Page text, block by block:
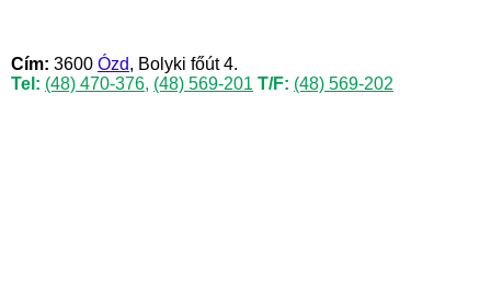
Cím: 3600 Ózd, Bolyki főút 4.
Tel: (48) 470-376, (48) 569-201 T/F: (48) 569-202